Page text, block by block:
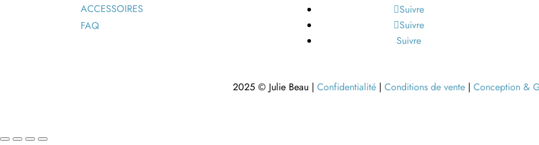
ACCESSOIRES
FAQ
Suivre
Suivre
Suivre
2025 © Julie Beau | Confidentialité| Conditions de vente| Conception &